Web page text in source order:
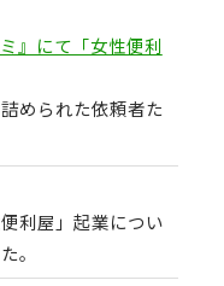
』にて「女性便利
められた依頼者た
利屋」起業につい
。